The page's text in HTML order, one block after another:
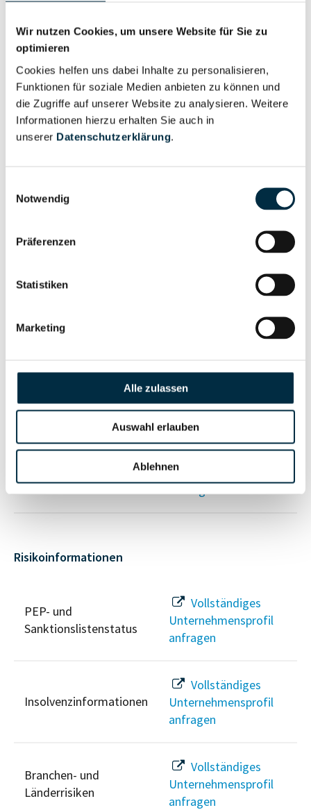
Wir nutzen Cookies, um unsere Website für Sie zu
optimieren
Cookies helfen uns dabei Inhalte zu personalisieren,
Funktionen für soziale Medien anbieten zu können und
die Zugriffe auf unserer Website zu analysieren. Weitere
Informationen hierzu erhalten Sie auch in
unserer Datenschutzerklärung.
Notwendig
Präferenzen
Statistiken
Marketing
Alle zulassen
Auswahl erlauben
Ablehnen
Personen im Unternehmen
Geschäftsführer (1)
Für registrierte
Nutzer
Eigentums- und Kontrollstruktur
Vollständiges
Unternehmensnetzwerk
Vollständiges
Unternehmensprofil
anfragen
Berechtigten Pfad
Vollständiges
Unternehmensprofil
Risikoinformationen
PEP- und
Sanktionslistenstatus
Vollständiges
Unternehmensprofil
anfragen
Insolvenzinformationen
Vollständiges
Unternehmensprofil
anfragen
Branchen- und
Länderrisiken
Vollständiges
Unternehmensprofil
anfragen